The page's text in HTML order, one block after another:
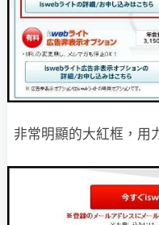
非常明顯的大紅框，用